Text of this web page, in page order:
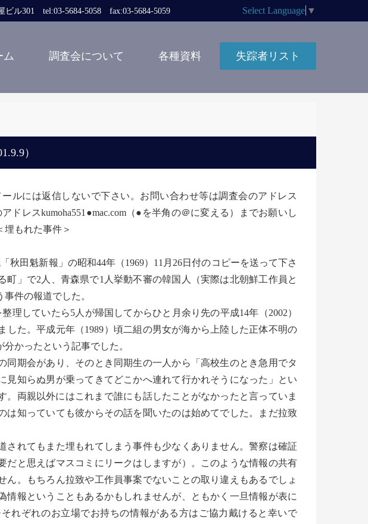
ビル301 tel:03-5684-5058 fax:03-5684-5059 Select Language ▼
ム 調査会について 各種資料 失踪者リスト
）
ールには返信しないで下さい。お問い合わせ等は調査会のアドレス
アドレスkumoha551●mac.com（●を半角の＠に変える）までお願いし
れた事件＞
田魁新報」の昭和44年（1969）11月26日付のコピーを送って下さ
町」で2人、青森県で1人挙動不審の韓国人（実際は北朝鮮工作員と
件の報道でした。
理していたら5人が帰国してからひと月余り先の平成14年（2002）
した。平成元年（1989）頃二組の男女が海から上陸した正体不明の
かったという記事でした。
期会があり、そのとき同期生の一人から「高校生のとき急用でタ
見知らぬ男が乗ってきてどこかへ連れて行かれそうになった」とい
。両親以外にはこれまで誰にも話したことがなかったと言っていま
は知っていても彼からその話を聞いたのは始めてでした。まだ拉致
れてもまた埋もれてしまう事件も少なくありません。警察は確証
だと思えばマスコミにリークはしますが）。このような情報の共有
ん。もちろん拉致や工作員事案でないことの取り違えもあるでしょ
情報ということもあるかもしれませんが、ともかく一旦情報が表に
れぞれのお立場でお持ちの情報がある方はご協力戴けると幸いで